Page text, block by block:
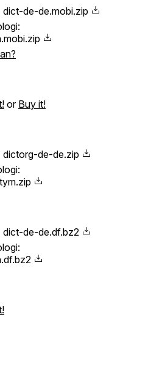
dict-de-de.mobi.zip
or Buy it!
dictorg-de-de.zip
dict-de-de.df.bz2